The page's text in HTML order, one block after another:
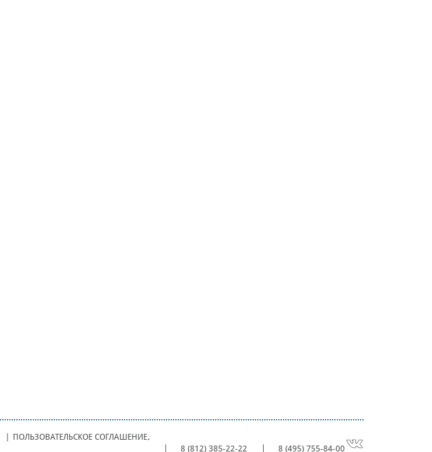
ПОЛЬЗОВАТЕЛЬСКОЕ СОГЛАШЕНИЕ,
8 (812) 385-22-22 8 (495) 755-84-00